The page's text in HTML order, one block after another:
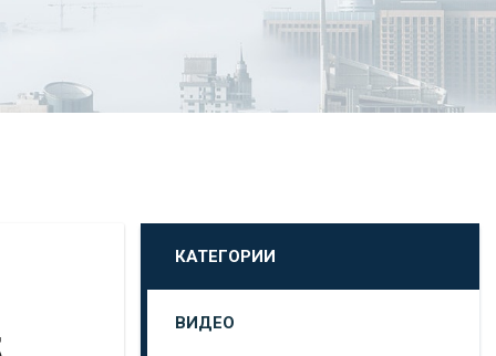
КАТЕГОРИИ
ВИДЕО